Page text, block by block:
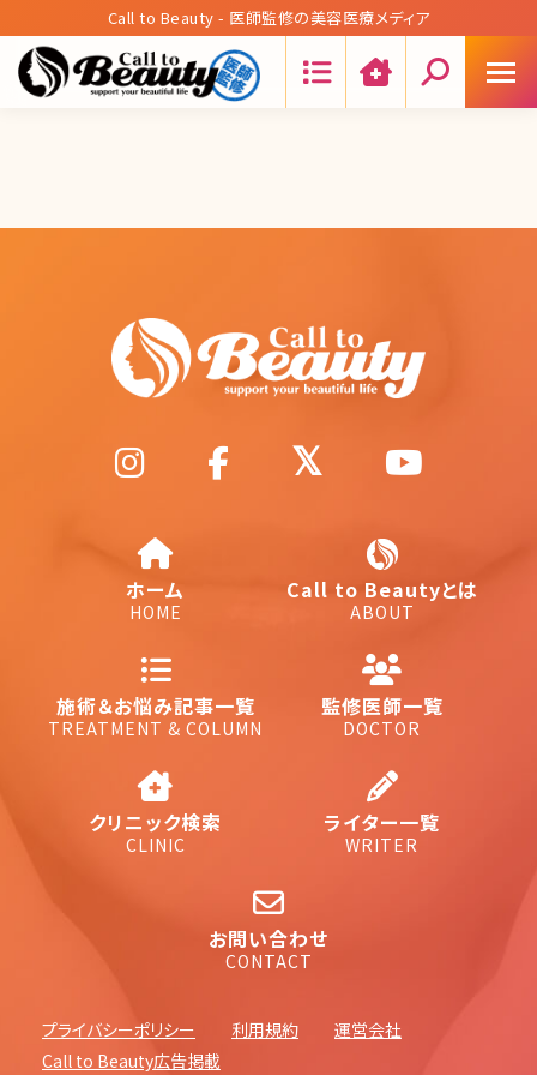
Call to Beauty - 医師監修の美容医療メディア
ホーム
HOME
Call to Beautyとは
ABOUT
施術＆お悩み記事一覧
TREATMENT & COLUMN
監修医師一覧
DOCTOR
クリニック検索
CLINIC
ライター一覧
WRITER
お問い合わせ
CONTACT
プライバシーポリシー 利用規約
運営会社
Call to Beauty広告掲載